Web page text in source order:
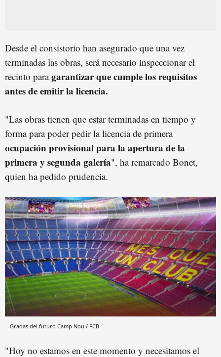
Desde el consistorio han asegurado que una vez
terminadas las obras, será necesario inspeccionar el
recinto paragarantizar que cumple los requisitos
antes de emitir la licencia.
"Las obras tienen que estar terminadas en tiempo y
forma para poder pedir la licencia de primera
ocupación provisional para la apertura de la
primera y segunda galería", ha remarcado Bonet,
quien ha pedido prudencia.
Gradas del futuro Camp Nou / FCB
"Hoy no estamos en este momento y necesitamos el